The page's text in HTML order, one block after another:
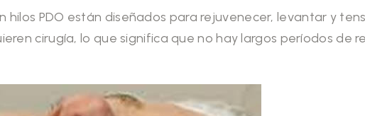
PDO están diseñados para rejuvenecer, levantar y
cirugía, lo que significa que no hay largos períodos de